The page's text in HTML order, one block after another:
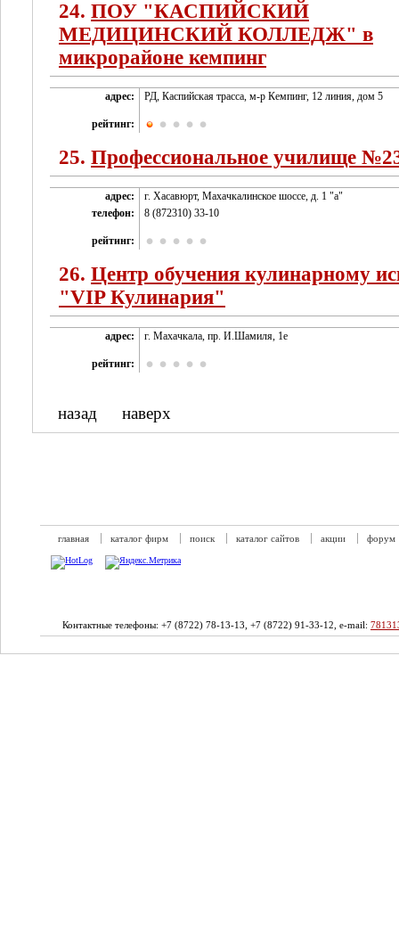
24. ПОУ "КАСПИЙСКИЙ
МЕДИЦИНСКИЙ КОЛЛЕДЖ" в
микрорайоне кемпинг
адрес: РД, Каспийская трасса, м-р Кемпинг, 12 линия, дом 5
рейтинг:
25. Профессиональное училище
адрес:
г. Хасавюрт, Махачкалинское шоссе, д. 1 "а"
телефон:
8 (872310) 33-10
рейтинг:
26. Центр обучения кулинарному
"VIP Кулинария"
адрес: г. Махачкала, пр. И.Шамиля, 1е
рейтинг:
назад наверх
главная каталог фирм поиск каталог сайтов акции форум
Контактные телефоны: +7 (8722) 78-13-13, +7 (8722) 91-33-12, e-mail: